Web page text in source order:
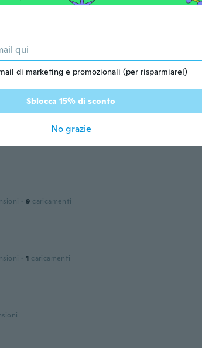
· 15 caricamenti
· 9 caricamenti
· 1 caricamenti
di marketing e promozionali (per risparmiare!)
Sblocca 15% di sconto
No grazie